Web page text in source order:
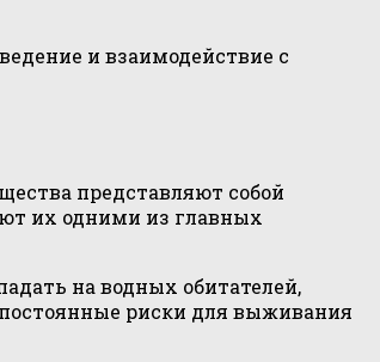
и взаимодействие с
представляют собой
их одними из главных
на водных обитателей,
риски для выживания